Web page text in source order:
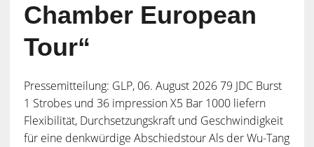
Chamber European
Tour“
Pressemitteilung: GLP, 06. August 2026 79 JDC Burst
1 Strobes und 36 impression X5 Bar 1000 liefern
Flexibilität, Durchsetzungskraft und Geschwindigkeit
für eine denkwürdige Abschiedstour Als der Wu-Tang